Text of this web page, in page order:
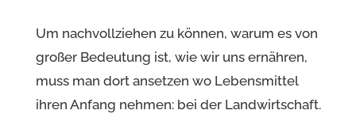
Um nachvollziehen zu können, warum es von
großer Bedeutung ist, wie wir uns ernähren,
muss man dort ansetzen wo Lebensmittel
ihren Anfang nehmen: bei der Landwirtschaft.